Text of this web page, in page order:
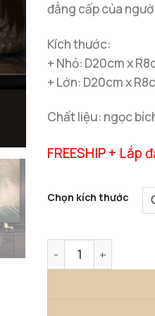
đẳng cấp của
Kích thước:
+ Nhỏ: D20cm x
+ Lớn: D20cm x
Chất liệu: ngọc
FREESHIP + Lắp
Chọn kích thước
Tượng Đá Nghệ